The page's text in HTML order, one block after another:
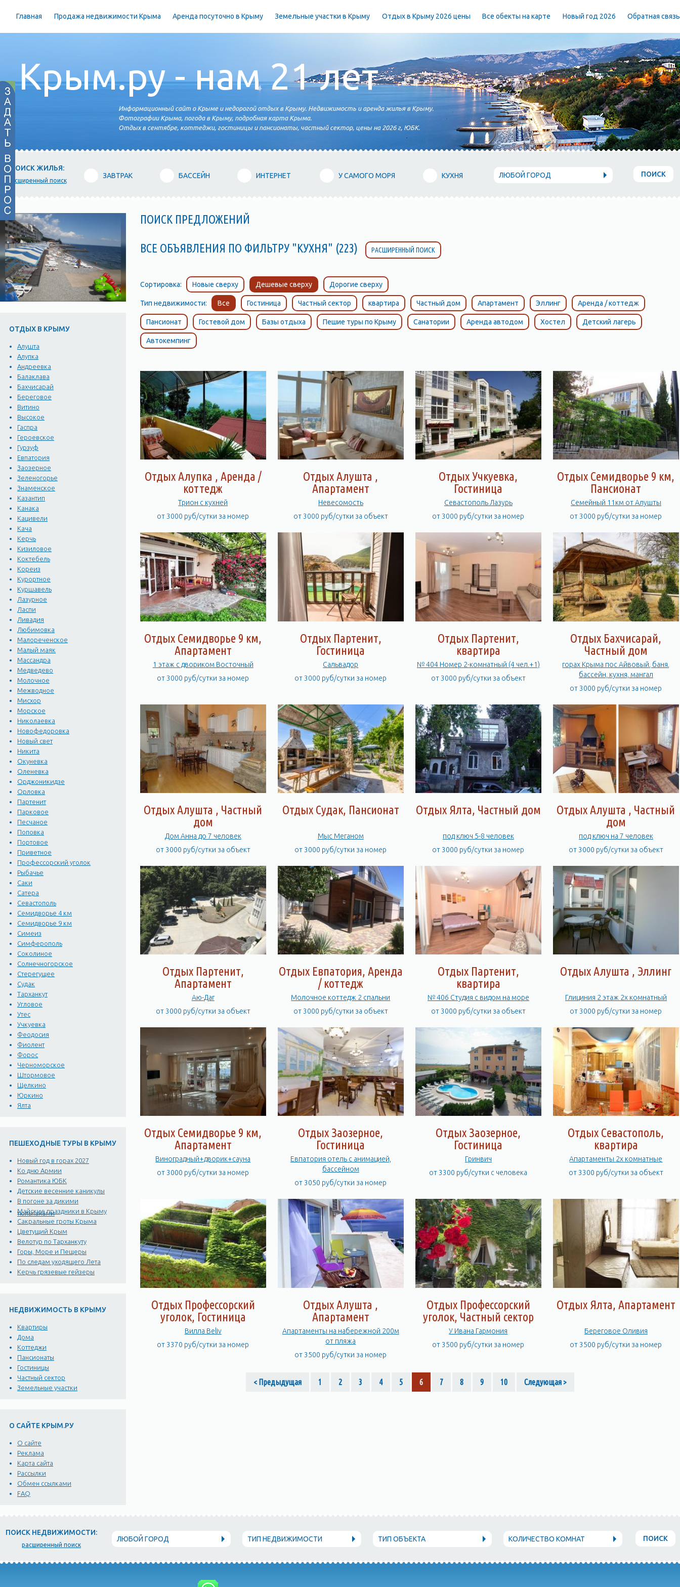
Главная Продажа недвижимости Крыма Аренда посуточно в Крыму Земельные участки в Крыму Отдых в Крыму 2026 цены Все обекты на карте Новый год 2026 Обратная связь
Крым.ру - нам 21 лет
Информационный сайт о Крыме и недорогой отдых в Крыму. Недвижимость и аренда жилья в Крыму.
Фотографии Крыма, погода в Крыму, подробная карта Крыма.
Отдых в сентябре, коттеджи, гостиницы и пансионаты, частный сектор, цены на 2026 г, ЮБК.
ПОИСК ЖИЛЬЯ:
расширенный поиск
ЗАВТРАК БАССЕЙН ИНТЕРНЕТ У САМОГО МОРЯ КУХНЯ ЛЮБОЙ ГОРОД ПОИСК
ОТДЫХ В КРЫМУ
Алушта
Алупка
Андреевка
Балаклава
Бахчисарай
Береговое
Витино
Высокое
Гаспра
Героевское
Гурзуф
Евпатория
Заозерное
Зеленогорье
Знаменское
Казантип
Канака
Кацивели
Кача
Керчь
Кизиловое
Коктебель
Кореиз
Курортное
Куршавель
Лазурное
Ласпи
Ливадия
Любимовка
Малореченское
Малый маяк
Массандра
Медведево
Молочное
Межводное
Мисхор
Морское
Николаевка
Новофедоровка
Новый свет
Никита
Окуневка
Оленевка
Орджоникидзе
Орловка
Партенит
Парковое
Песчаное
Поповка
Портовое
Приветное
Профессорский уголок
Рыбачье
Саки
Сатера
Севастополь
Семидворье 4 км
Семидворье 9 км
Симеиз
Симферополь
Соколиное
Солнечногорское
Стерегущее
Судак
Тарханкут
Угловое
Утес
Учкуевка
Феодосия
Фиолент
Форос
Черноморское
Штормовое
Щелкино
Юркино
Ялта
ПЕШЕХОДНЫЕ ТУРЫ В КРЫМУ
Новый год в горах 2027
Ко дню Армии
Романтика ЮБК
Детские весенние каникулы
В погоне за дикими
тюльпанами
Майские праздники в Крыму
Сакральные гроты Крыма
Цветущий Крым
Велотур по Тарханкуту
Горы, Море и Пещеры
По следам уходящего Лета
Керчь грязевые гейзеры
НЕДВИЖИМОСТЬ В КРЫМУ
Квартиры
Дома
Коттеджи
Пансионаты
Гостиницы
Частный сектор
Земельные участки
О САЙТЕ КРЫМ.РУ
О сайте
Реклама
Карта сайта
Рассылки
Обмен ссылками
FAQ
ПОИСК ПРЕДЛОЖЕНИЙ
ВСЕ ОБЪЯВЛЕНИЯ ПО ФИЛЬТРУ "КУХНЯ" (223) РАСШИРЕННЫЙ ПОИСК
Сортировка: Новые сверху Дешевые сверху Дорогие сверху
Тип недвижимости: Все Гостиница Частный сектор квартира Частный дом Апартамент Эллинг Аренда / коттедж
Пансионат Гостевой дом Базы отдыха Пешие туры по Крыму Санатории Аренда автодом Хостел Детский лагерь
Автокемпинг
Отдых Алупка , Аренда /
коттедж
Трион c кухней
от 3000 руб/сутки за номер
Отдых Алушта ,
Апартамент
Невесомость
от 3000 руб/сутки за объект
Отдых Учкуевка,
Гостиница
Севастополь Лазурь
от 3000 руб/сутки за номер
Отдых Семидворье 9 км,
Пансионат
Семейный 11км от Алушты
от 3000 руб/сутки за номер
Отдых Семидворье 9 км,
Апартамент
1 этаж с двориком Восточный
от 3000 руб/сутки за номер
Отдых Партенит,
Гостиница
Сальвадор
от 3000 руб/сутки за номер
Отдых Партенит,
квартира
№ 404 Номер 2-комнатный (4 чел.+1)
от 3000 руб/сутки за объект
Отдых Бахчисарай,
Частный дом
горах Крыма пос Айвовый, баня,
бассейн, кухня, мангал
от 3000 руб/сутки за номер
Отдых Алушта , Частный
дом
Дом Анна до 7 человек
от 3000 руб/сутки за объект
Отдых Судак, Пансионат
Мыс Меганом
от 3000 руб/сутки за номер
Отдых Ялта, Частный дом
под ключ 5-8 человек
от 3000 руб/сутки за номер
Отдых Алушта , Частный
дом
под ключ на 7 человек
от 3000 руб/сутки за объект
Отдых Партенит,
Апартамент
Аю-Даг
от 3000 руб/сутки за объект
Отдых Евпатория, Аренда
/ коттедж
Молочное коттедж 2 спальни
от 3000 руб/сутки за объект
Отдых Партенит,
квартира
№ 406 Студия с видом на море
от 3000 руб/сутки за объект
Отдых Алушта , Эллинг
Глициния 2 этаж 2х комнатный
от 3000 руб/сутки за номер
Отдых Семидворье 9 км,
Апартамент
Виноградный+дворик+сауна
от 3000 руб/сутки за номер
Отдых Заозерное,
Гостиница
Евпатория отель с анимацией,
бассейном
от 3050 руб/сутки за номер
Отдых Заозерное,
Гостиница
Гринвич
от 3300 руб/сутки с человека
Отдых Севастополь,
квартира
Апартаменты 2х комнатные
от 3300 руб/сутки за объект
Отдых Профессорский
уголок, Гостиница
Вилла Beliv
от 3370 руб/сутки за номер
Отдых Алушта ,
Апартамент
Апартаменты на набережной 200м
от пляжа
от 3500 руб/сутки за номер
Отдых Профессорский
уголок, Частный сектор
У Ивана Гармония
от 3500 руб/сутки за номер
Отдых Ялта, Апартамент
Береговое Оливия
от 3500 руб/сутки за номер
< Предыдущая 1 2 3 4 5 6 7 8 9 10 Следующая >
ПОИСК НЕДВИЖИМОСТИ:
расширенный поиск
ЛЮБОЙ ГОРОД ТИП НЕДВИЖИМОСТИ ТИП ОБЪЕКТА КОЛИЧЕСТВО КОМНАТ ПОИСК